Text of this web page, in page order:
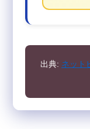
出典: ネット